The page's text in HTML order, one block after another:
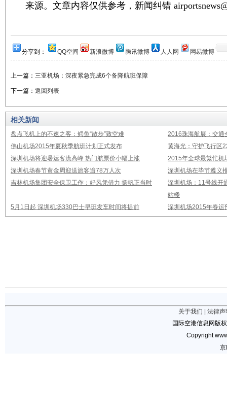
来源。文章内容仅供参考，新闻纠错
分享到： QQ空间 新浪微博 腾讯微博 人人网 网易微博
上一篇： 三亚机场：深夜紧急完成6个备降航班保障
下一篇： 返回列表
相关新闻
盘点飞机上的不速之客：鳄鱼“散步”致空难
2016珠海航展：交通
佛山机场2015年夏秋季航班计划正式发布
黄海光：守护飞行区
深圳机场将迎暑运客流高峰 热门航票价小幅上涨
2015年全球最繁忙机
深圳机场春节黄金周迎送旅客逾78万人次
深圳机场在毕节遵义
吉林机场集团安全保卫工作：好风凭借力 扬帆正当时
深圳机场：11号线开
站楼
5月1日起 深圳机场330巴士早班发车时间将提前
深圳机场2015年春运
关于我们
法律声
国际空港信息网版
Copyright